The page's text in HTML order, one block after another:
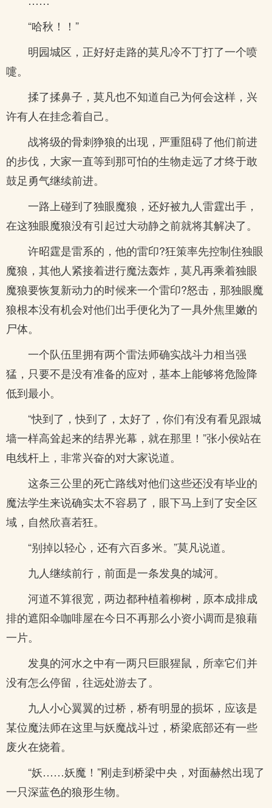
“哈秋！！”
明园城区，正好好走路的莫凡冷不丁打了一个喷
嚏。
揉了揉鼻子，莫凡也不知道自己为何会这样，兴
许有人在挂念着自己。
战将级的骨刺狰狼的出现，严重阻碍了他们前进
的步伐，大家一直等到那可怕的生物走远了才终于敢
鼓足勇气继续前进。
一路上碰到了独眼魔狼，还好被九人雷霆出手，
在这独眼魔狼没有引起过大动静之前就将其解决了。
许昭霆是雷系的，他的雷印?狂策率先控制住独眼
魔狼，其他人紧接着进行魔法轰炸，莫凡再乘着独眼
魔狼要恢复新动力的时候来一个雷印?怒击，那独眼魔
狼根本没有机会对他们出手便化为了一具外焦里嫩的
尸体。
一个队伍里拥有两个雷法师确实战斗力相当强
猛，只要不是没有准备的应对，基本上能够将危险降
低到最小。
“快到了，快到了，太好了，你们有没有看见跟城
墙一样高耸起来的结界光幕，就在那里！”张小侯站在
电线杆上，非常兴奋的对大家说道。
这条三公里的死亡路线对他们这些还没有毕业的
魔法学生来说确实太不容易了，眼下马上到了安全区
域，自然欣喜若狂。
“别掉以轻心，还有六百多米。”莫凡说道。
九人继续前行，前面是一条发臭的城河。
河道不算很宽，两边都种植着柳树，原本成排成
排的遮阳伞咖啡屋在今日不再那么小资小调而是狼藉
一片。
发臭的河水之中有一两只巨眼猩鼠，所幸它们并
没有怎么停留，往远处游去了。
九人小心翼翼的过桥，桥有明显的损坏，应该是
某位魔法师在这里与妖魔战斗过，桥梁底部还有一些
废火在烧着。
“妖……妖魔！”刚走到桥梁中央，对面赫然出现了
一只深蓝色的狼形生物。